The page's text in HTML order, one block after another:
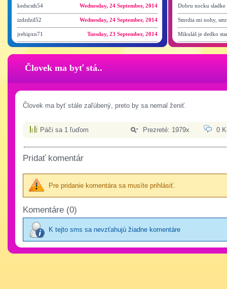
kedscsth54 Wednesday, 24 September, 2014
izdzdzil52 Wednesday, 24 September, 2014
jrebipxn71 Tuesday, 23 September, 2014
Dobru nocku sladke
Smrdia mi nohy,
Mikuláš je dedko
Človek ma byť stá..
Človek ma byť stále zaľúbený, preto by sa nemal ženiť.
Páči sa 1 ľuďom 0
Prezreté: 1979x
Pridať komentár
Pre pridanie komentára sa musíte prihlásiť.
Komentáre (0)
K tejto sms sa nevzťahujú žiadne komentáre